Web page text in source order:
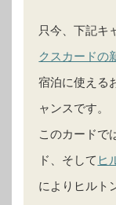
只今、下記キ
クスカードの
宿泊に使える
ャンスです。
このカードで
ド、そして ヒ
によりヒルト